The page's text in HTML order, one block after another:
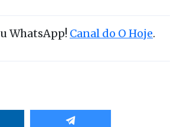
WhatsApp! Canal do O Hoje.